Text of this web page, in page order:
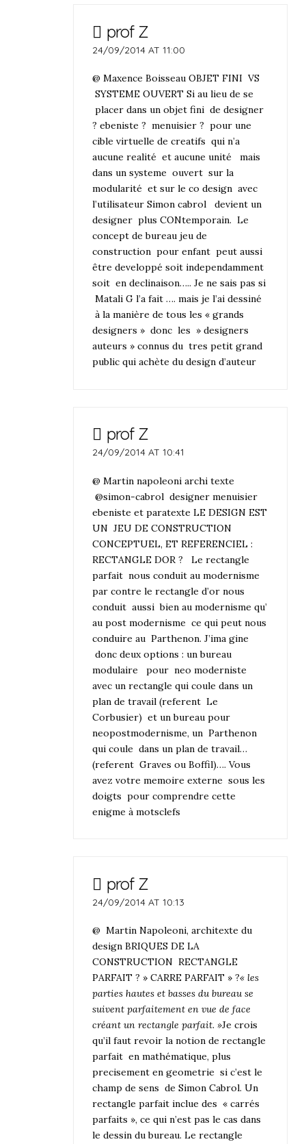
prof Z
24/09/2014 AT 11:00
@ Maxence Boisseau OBJET FINI VS
SYSTEME OUVERT Si au lieu de se
placer dans un objet fini de designer
? ebeniste ? menuisier ? pour une
cible virtuelle de creatifs qui n’a
aucune realité et aucune unité mais
dans un systeme ouvert sur la
modularité et sur le co design avec
l’utilisateur Simon cabrol devient un
designer plus CONtemporain. Le
concept de bureau jeu de
construction pour enfant peut aussi
être developpé soit independamment
soit en declinaison….. Je ne sais pas si
Matali G l’a fait …. mais je l’ai dessiné
à la manière de tous les « grands
designers » donc les » designers
auteurs » connus du tres petit grand
public qui achète du design d’auteur
prof Z
24/09/2014 AT 10:41
@ Martin napoleoni archi texte
@simon-cabrol designer menuisier
ebeniste et paratexte LE DESIGN EST
UN JEU DE CONSTRUCTION
CONCEPTUEL, ET REFERENCIEL :
RECTANGLE DOR ? Le rectangle
parfait nous conduit au modernisme
par contre le rectangle d’or nous
conduit aussi bien au modernisme qu’
au post modernisme ce qui peut nous
conduire au Parthenon. J’ima gine
donc deux options : un bureau
modulaire pour neo moderniste
avec un rectangle qui coule dans un
plan de travail (referent Le
Corbusier) et un bureau pour
neopostmodernisme, un Parthenon
qui coule dans un plan de travail…
(referent Graves ou Boffil)…. Vous
avez votre memoire externe sous les
doigts pour comprendre cette
enigme à motsclefs
prof Z
24/09/2014 AT 10:13
@ Martin Napoleoni, architexte du
design BRIQUES DE LA
CONSTRUCTION RECTANGLE
PARFAIT ? » CARRE PARFAIT » ?« les
parties hautes et basses du bureau se
suivent parfaitement en vue de face
créant un rectangle parfait. »Je crois
qu’il faut revoir la notion de rectangle
parfait en mathématique, plus
precisement en geometrie si c’est le
champ de sens de Simon Cabrol. Un
rectangle parfait inclue des « carrés
parfaits », ce qui n’est pas le cas dans
le dessin du bureau. Le rectangle